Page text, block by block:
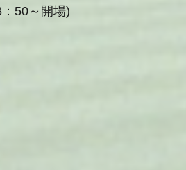
50～開場)